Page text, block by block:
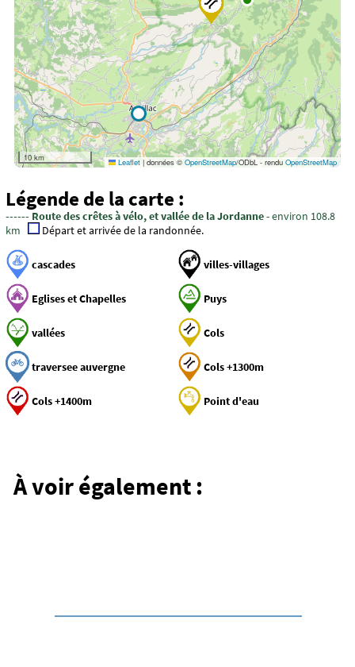
10 km Leaflet | données ©OpenStreetMap/ODbL - renduOpenStreetMap
Légende de la carte :
------ Route des crêtes à vélo, et vallée de la Jordanne- environ 108.8
km
Départ et arrivée de la randonnée.
cascades villes-villages
Eglises et Chapelles Puys
vallées Cols
traversee auvergne Cols +1300m
Cols +1400m Point d'eau
À voir également :
Cantal